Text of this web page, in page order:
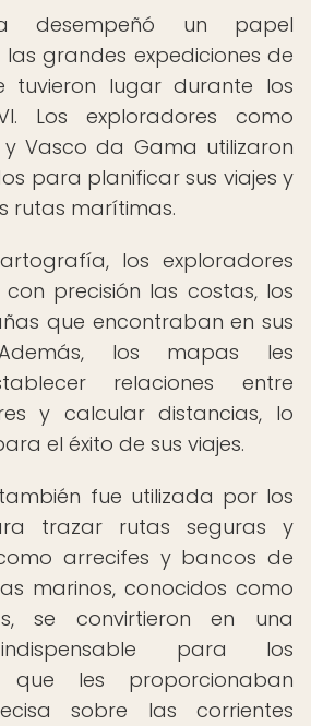
desempeñó un papel
grandes expediciones de
tuvieron lugar durante los
Los exploradores como
Vasco da Gama utilizaron
para planificar sus viajes y
rutas marítimas.
los exploradores
precisión las costas, los
que encontraban en sus
Además, los mapas les
relaciones entre
y calcular distancias, lo
el éxito de sus viajes.
fue utilizada por los
trazar rutas seguras y
arrecifes y bancos de
marinos, conocidos como
se convirtieron en una
para los
que les proporcionaban
sobre las corrientes